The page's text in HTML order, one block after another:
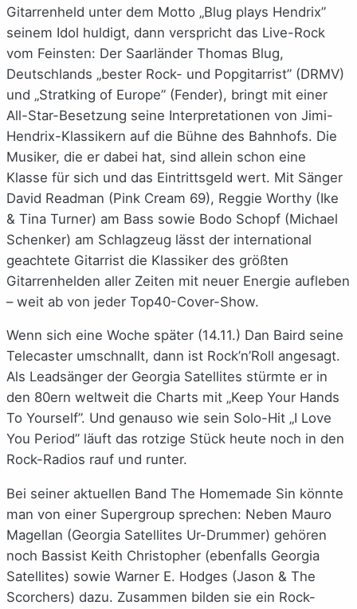
Gitarrenheld unter dem Motto „Blug plays Hendrix”
seinem Idol huldigt, dann verspricht das Live-Rock
vom Feinsten: Der Saarländer Thomas Blug,
Deutschlands „bester Rock- und Popgitarrist” (DRMV)
und „Stratking of Europe” (Fender), bringt mit einer
All-Star-Besetzung seine Interpretationen von Jimi-
Hendrix-Klassikern auf die Bühne des Bahnhofs. Die
Musiker, die er dabei hat, sind allein schon eine
Klasse für sich und das Eintrittsgeld wert. Mit Sänger
David Readman (Pink Cream 69), Reggie Worthy (Ike
& Tina Turner) am Bass sowie Bodo Schopf (Michael
Schenker) am Schlagzeug lässt der international
geachtete Gitarrist die Klassiker des größten
Gitarrenhelden aller Zeiten mit neuer Energie aufleben
– weit ab von jeder Top40-Cover-Show.
Wenn sich eine Woche später (14.11.) Dan Baird seine
Telecaster umschnallt, dann ist Rock’n’Roll angesagt.
Als Leadsänger der Georgia Satellites stürmte er in
den 80ern weltweit die Charts mit „Keep Your Hands
To Yourself”. Und genauso wie sein Solo-Hit „I Love
You Period” läuft das rotzige Stück heute noch in den
Rock-Radios rauf und runter.
Bei seiner aktuellen Band The Homemade Sin könnte
man von einer Supergroup sprechen: Neben Mauro
Magellan (Georgia Satellites Ur-Drummer) gehören
noch Bassist Keith Christopher (ebenfalls Georgia
Satellites) sowie Warner E. Hodges (Jason & The
Scorchers) dazu. Zusammen bilden sie ein Rock-